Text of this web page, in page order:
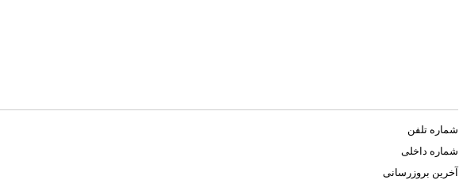
شماره تلفن
شماره داخلی
آخرین بروزرسانی